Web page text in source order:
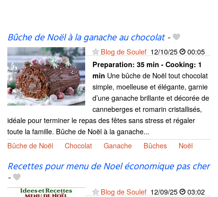
Bûche de Noël à la ganache au chocolat-
Blog de Soulef 12/10/25 00:05
Preparation: 35 min - Cooking: 1
min Une bûche de Noël tout chocolat
simple, moelleuse et élégante, garnie
d’une ganache brillante et décorée de
canneberges et romarin cristallisés,
idéale pour terminer le repas des fêtes sans stress et régaler
toute la famille. Bûche de Noël à la ganache...
Bûche de Noël
Chocolat Ganache Bûches Noël
Recettes pour menu de Noel économique pas cher
-
Blog de Soulef 12/09/25 03:02